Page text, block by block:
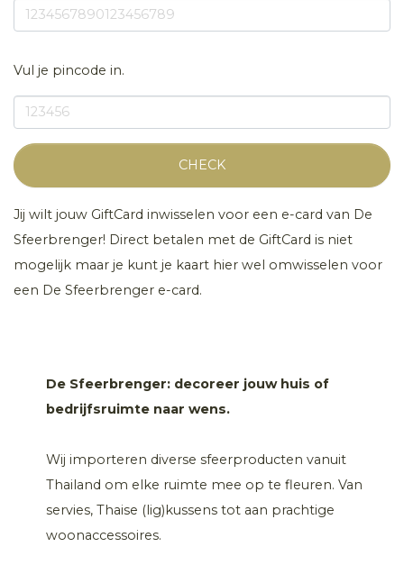
Vul je pincode in.
CHECK
Jij wilt jouw GiftCard inwisselen voor een e-card van De
Sfeerbrenger! Direct betalen met de GiftCard is niet
mogelijk maar je kunt je kaart hier wel omwisselen voor
een De Sfeerbrenger e-card.
De Sfeerbrenger: decoreer jouw huis of
bedrijfsruimte naar wens.
Wij importeren diverse sfeerproducten vanuit
Thailand om elke ruimte mee op te fleuren. Van
servies, Thaise (lig)kussens tot aan prachtige
woonaccessoires.